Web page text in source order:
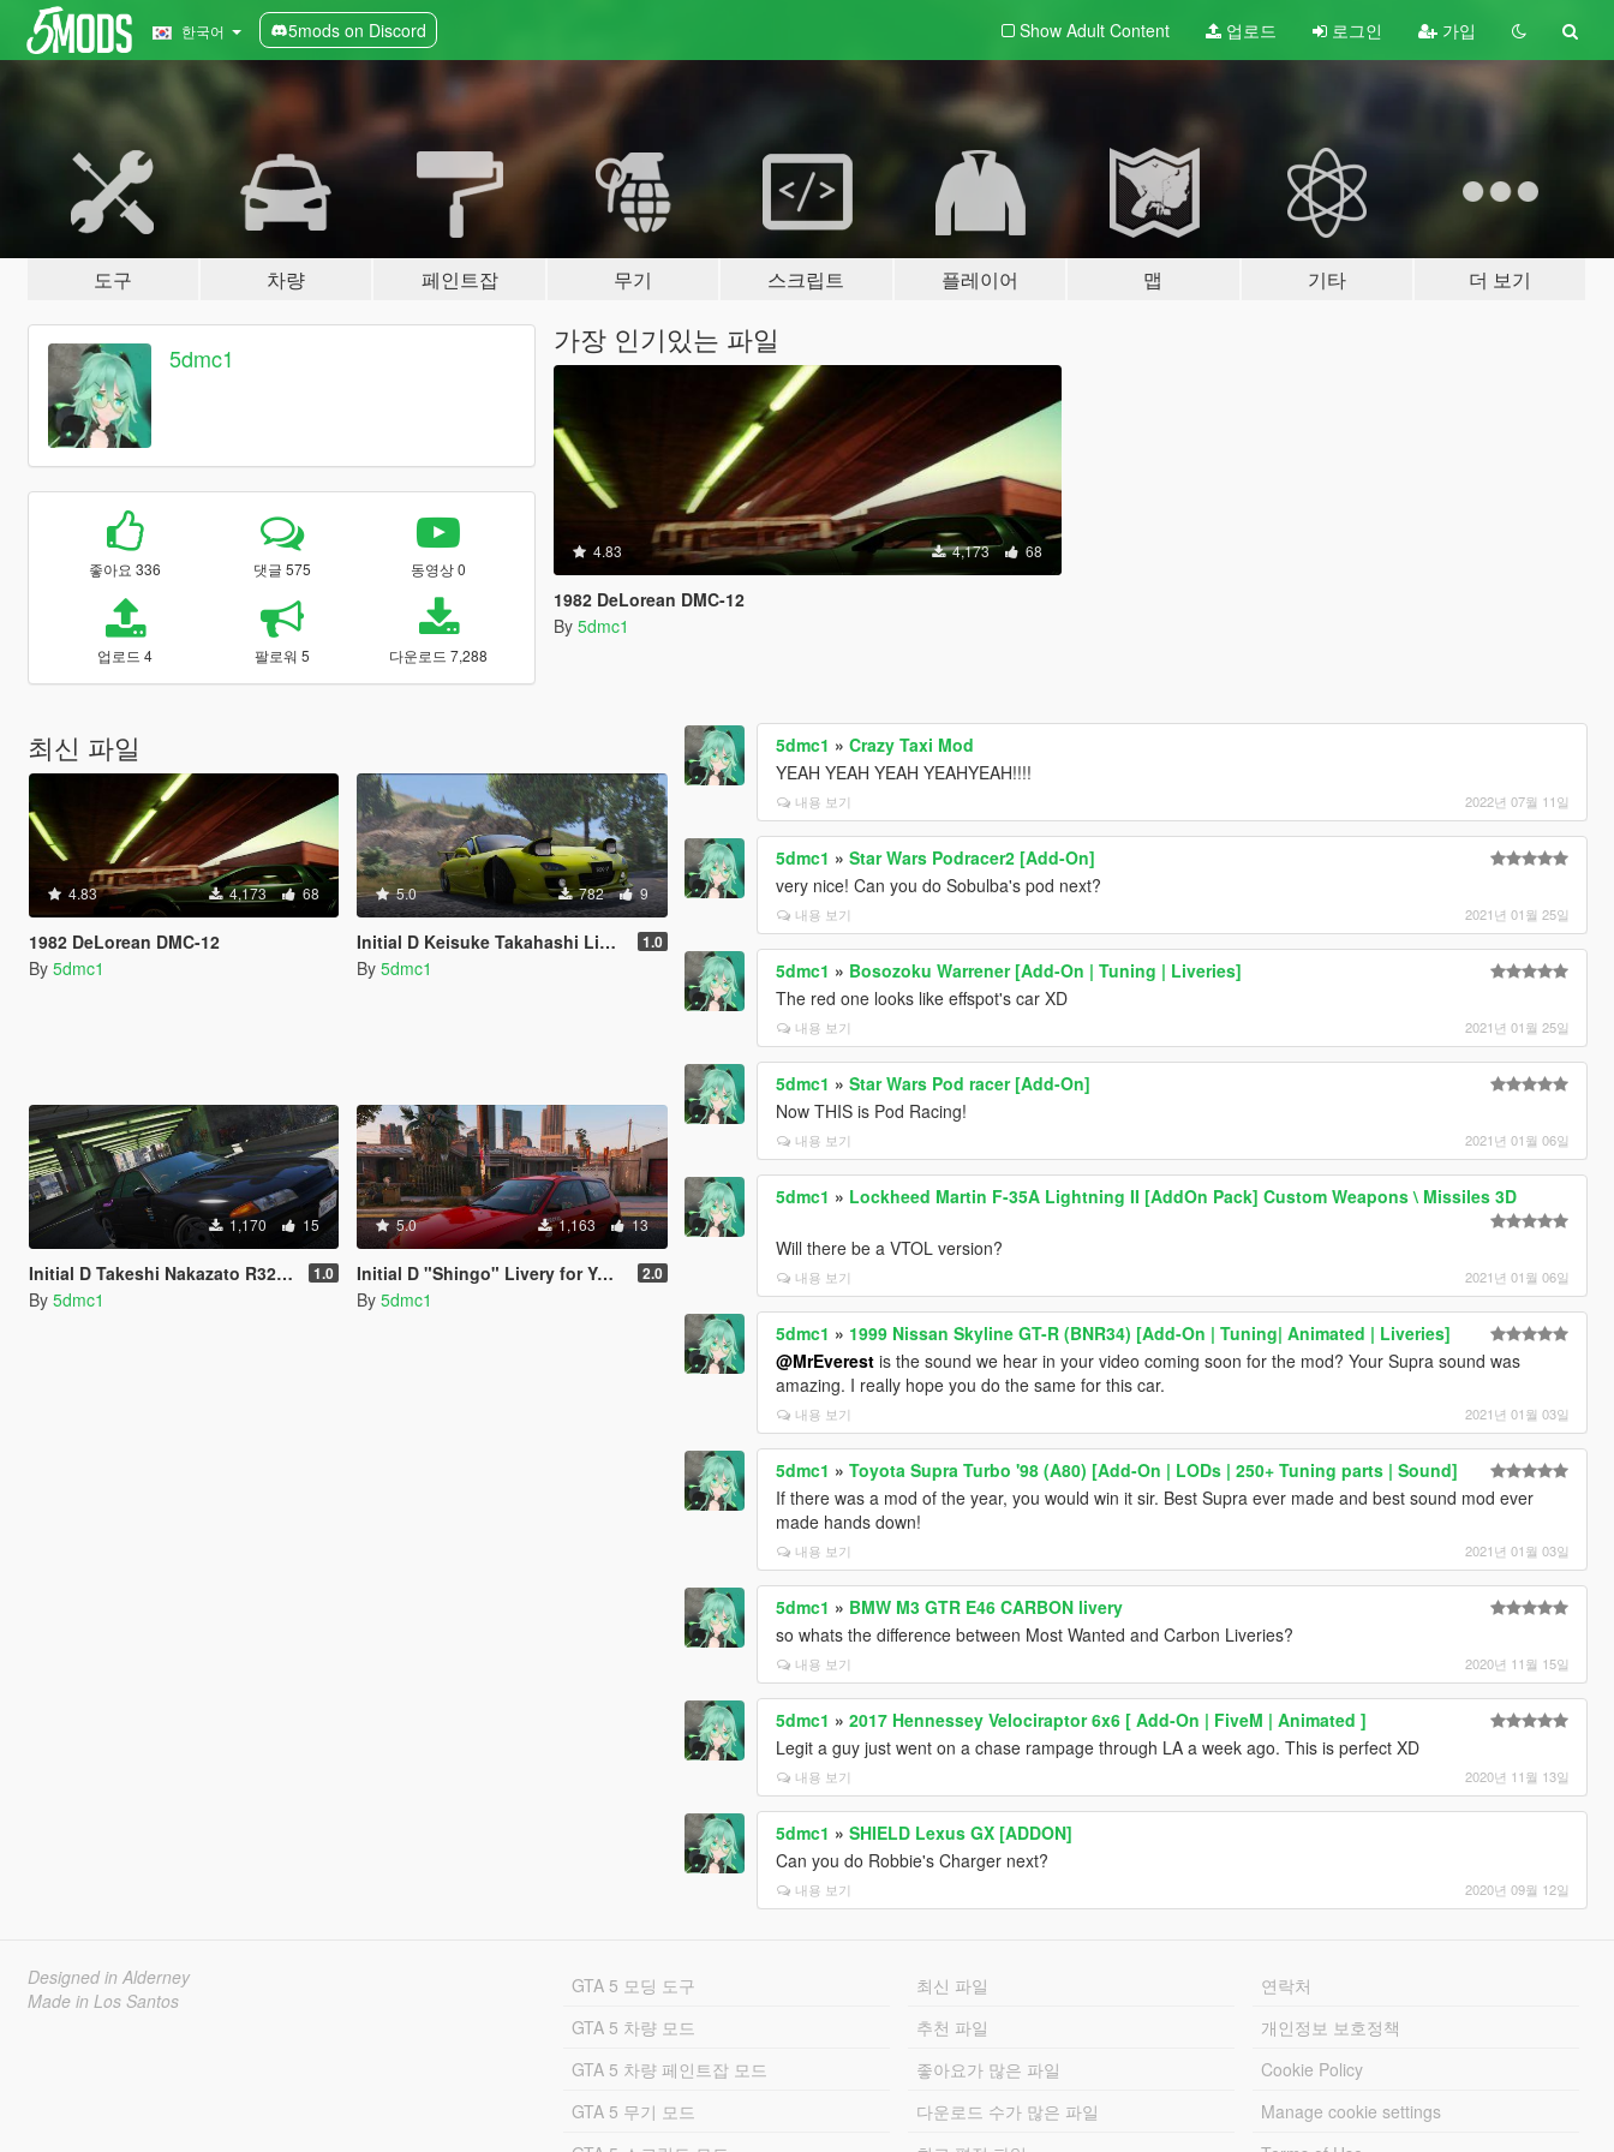
한국어 5mods on Discord Show Adult Content 업로드 로그인 가입
도구 차량 페인트잡 무기 스크립트 플레이어 맵 기타 더 보기
5dmc1
좋아요 336 댓글 575 동영상 0
업로드 4 팔로워 5 다운로드 7,288
가장 인기있는 파일
4.83 4,173 68
1982 DeLorean DMC-12
By 5dmc1
최신 파일
4.83 4,173 68
1982 DeLorean DMC-12
By 5dmc1
5.0 782 9
Initial D Keisuke Takahashi Livery for YCA FD3S 1.0
By 5dmc1
1,170 15
Initial D Takeshi Nakazato R32 GTR Livery 1.0
By 5dmc1
5.0 1,163 13
Initial D "Shingo" Livery for YCA EG6 2.0
By 5dmc1
5dmc1 »Crazy Taxi Mod
YEAH YEAH YEAH YEAHYEAH!!!!
내용 보기 2022년 07월 11일
5dmc1 »Star Wars Podracer2 [Add-On]
very nice! Can you do Sobulba's pod next?
내용 보기 2021년 01월 25일
5dmc1 » Bosozoku Warrener [Add-On | Tuning | Liveries]
The red one looks like effspot's car XD
내용 보기 2021년 01월 25일
5dmc1 »Star Wars Pod racer [Add-On]
Now THIS is Pod Racing!
내용 보기 2021년 01월 06일
5dmc1 » Lockheed Martin F-35A Lightning II [AddOn Pack] Custom Weapons \ Missiles 3D
Will there be a VTOL version?
내용 보기 2021년 01월 06일
5dmc1 » 1999 Nissan Skyline GT-R (BNR34) [Add-On | Tuning| Animated | Liveries]
@MrEverest is the sound we hear in your video coming soon for the mod? Your Supra sound was
amazing. I really hope you do the same for this car.
내용 보기 2021년 01월 03일
5dmc1 »Toyota Supra Turbo '98 (A80) [Add-On | LODs | 250+ Tuning parts | Sound]
If there was a mod of the year, you would win it sir. Best Supra ever made and best sound mod ever
made hands down!
내용 보기 2021년 01월 03일
5dmc1 » BMW M3 GTR E46 CARBON livery
so whats the difference between Most Wanted and Carbon Liveries?
내용 보기 2020년 11월 15일
5dmc1 »2017 Hennessey Velociraptor 6x6 [ Add-On | FiveM | Animated ]
Legit a guy just went on a chase rampage through LA a week ago. This is perfect XD
내용 보기 2020년 11월 13일
5dmc1 »SHIELD Lexus GX [ADDON]
Can you do Robbie's Charger next?
내용 보기 2020년 09월 12일
Designed in Alderney
Made in Los Santos
GTA 5 모딩 도구
GTA 5 차량 모드
GTA 5 차량 페인트잡 모드
GTA 5 무기 모드
최신 파일
추천 파일
좋아요가 많은 파일
다운로드 수가 많은 파일
연락처
개인정보 보호정책
Cookie Policy
Manage cookie settings